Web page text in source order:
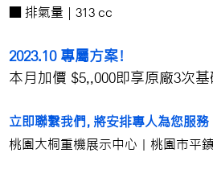
■ 排氣量 | 313 cc
2023.10 專屬方案！
本月加價 $5,,000即享原廠3次
立即聯繫我們，將安排專人為您服務
桃園大桐重機展示中心｜桃園市平